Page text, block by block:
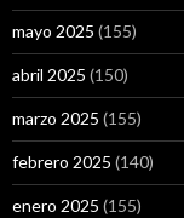
mayo 2025 (155)
abril 2025 (150)
marzo 2025 (155)
febrero 2025 (140)
enero 2025 (155)